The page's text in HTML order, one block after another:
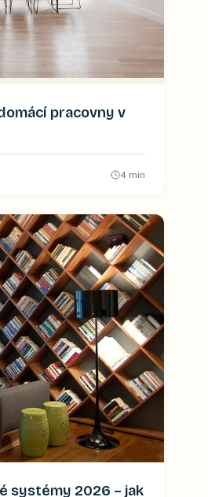
pracovny v
4min
systémy 2026 – jak